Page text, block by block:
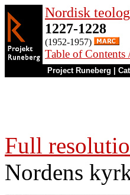
Nordisk
1227-1228
(1952-1957)
Table of Contents
Project Runeberg
Full
Nordens